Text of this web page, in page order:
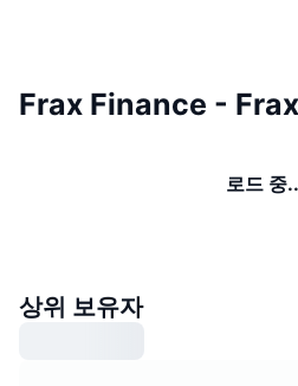
Frax Finance -
로드 중
상위 보유자